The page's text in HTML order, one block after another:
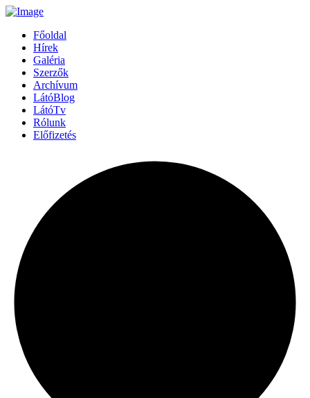
Főoldal
Hírek
Galéria
Szerzők
Archívum
LátóBlog
LátóTv
Rólunk
Előfizetés